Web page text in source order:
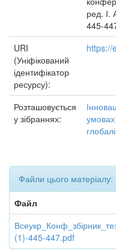
ред. І.
445-
URI
(Уніфікований
ідентифікатор
ресурсу):
https://
Розташовується
у зібраннях:
умовах
Файли цього матеріалу:
Файл
(1)-445-447.pdf